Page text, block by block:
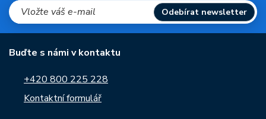
Odebírat newsletter
Buďte s námi v kontaktu
+420 800 225 228
Kontaktní formulář